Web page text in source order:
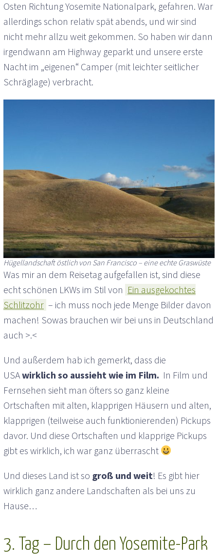
Osten Richtung Yosemite Nationalpark, gefahren. War
allerdings schon relativ spät abends, und wir sind
nicht mehr allzu weit gekommen. So haben wir dann
irgendwann am Highway geparkt und unsere erste
Nacht im „eigenen“ Camper (mit leichter seitlicher
Schräglage) verbracht.
Hügellandschaft östlich von San Francisco – eine echte Graswüste
Was mir an dem Reisetag aufgefallen ist, sind diese
echt schönen LKWs im Stil von Ein ausgekochtes
Schlitzohr – ich muss noch jede Menge Bilder davon
machen! Sowas brauchen wir bei uns in Deutschland
auch >.<
Und außerdem hab ich gemerkt, dass die
USAwirklich so aussieht wie im Film. In Film und
Fernsehen sieht man öfters so ganz kleine
Ortschaften mit alten, klapprigen Häusern und alten,
klapprigen (teilweise auch funktionierenden) Pickups
davor. Und diese Ortschaften und klapprige Pickups
gibt es wirklich, ich war ganz überrascht
Und dieses Land ist so groß und weit! Es gibt hier
wirklich ganz andere Landschaften als bei uns zu
Hause…
3. Tag – Durch den Yosemite-Park